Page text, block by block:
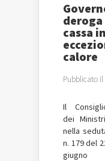
cassa
calore
Pubblicato
Il
dei
nella
n. 179 del
giugno